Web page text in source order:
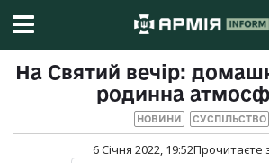
На Святий вечір:
родинна
НОВИНИ СУСПІЛЬСТВО
6 Січня 2022, 19:52Прочитаєте